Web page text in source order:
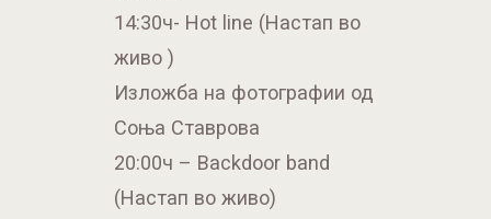
14:30ч- Hot line (Настап во
живо )
Изложба на фотографии од
Соња Ставрова
20:00ч – Backdoor band
(Настап во живо)